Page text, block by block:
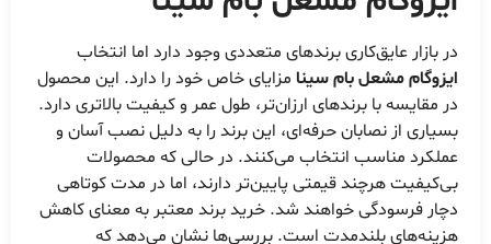
در بازار عایق‌کاری برندهای متعددی وجود دارد اما انتخاب
ایزوگام مشعل بام سینا مزایای خاص خود را دارد. این محصول
در مقایسه با برندهای ارزان‌تر، طول عمر و کیفیت بالاتری دارد.
بسیاری از نصابان حرفه‌ای، این برند را به دلیل نصب آسان و
عملکرد مناسب انتخاب می‌کنند. در حالی که محصولات
بی‌کیفیت هرچند قیمتی پایین‌تر دارند، اما در مدت کوتاهی
دچار فرسودگی خواهند شد. خرید برند معتبر به معنای کاهش
هزینه‌های بلندمدت است. بررسی‌ها نشان می‌دهد که